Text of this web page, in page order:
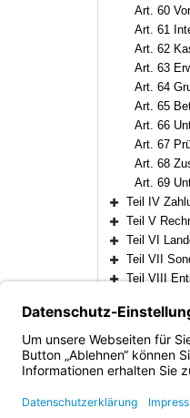
Art. 60
Art. 61
Art. 62
Art. 63 Erwerb
Art. 64
Art. 65
Art. 66 Unterrichtung
Art. 67
Art. 68
Art. 69
Bereich
Teil IV Zahlungen,
Bereich
Teil V
Bereich
Teil VI
Bereich
Teil VII
Teil VIII
Bereich